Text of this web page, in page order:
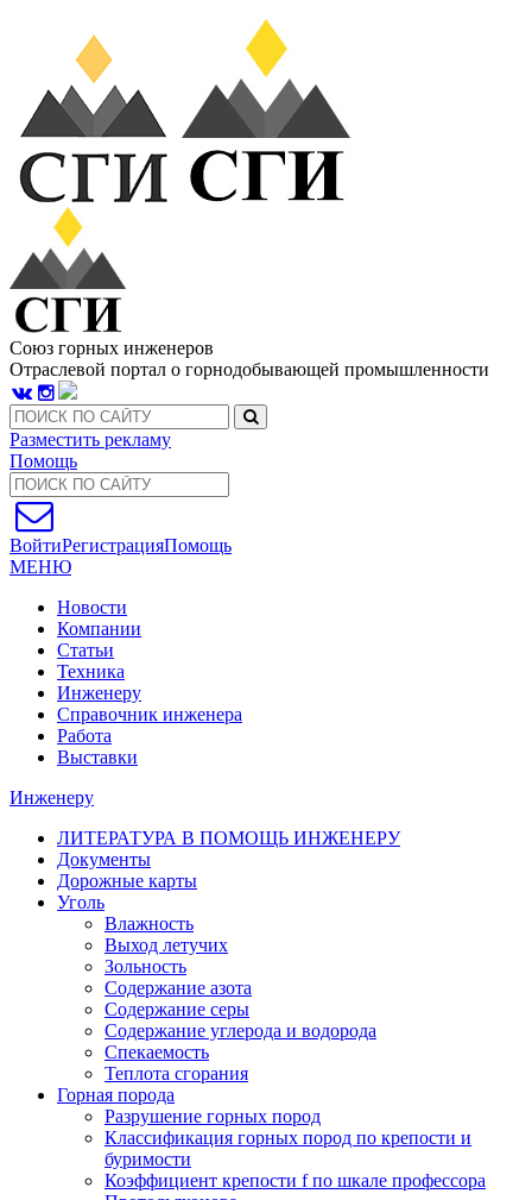
Союз горных инженеров
Отраслевой портал о горнодобывающей промышленности
Разместить рекламу
Помощь
ВойтиРегистрацияПомощь
МЕНЮ
Новости
Компании
Статьи
Техника
Инженеру
Справочник инженера
Работа
Выставки
Инженеру
ЛИТЕРАТУРА В ПОМОЩЬ ИНЖЕНЕРУ
Документы
Дорожные карты
Уголь
Влажность
Выход летучих
Зольность
Содержание азота
Содержание серы
Содержание углерода и водорода
Спекаемость
Теплота сгорания
Горная порода
Разрушение горных пород
Классификация горных пород по крепости и
буримости
Коэффициент крепости f по шкале профессора